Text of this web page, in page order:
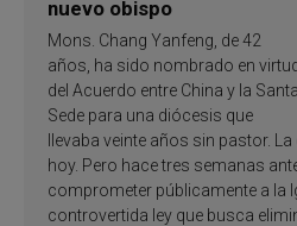
nuevo obispo
Mons. Chang Yanfeng, de 42
años, ha sido nombrado en
del Acuerdo entre China y la Santa
Sede para una diócesis que
llevaba veinte años sin pastor.
hoy. Pero hace tres semanas
comprometer públicamente a la
controvertida ley que busca